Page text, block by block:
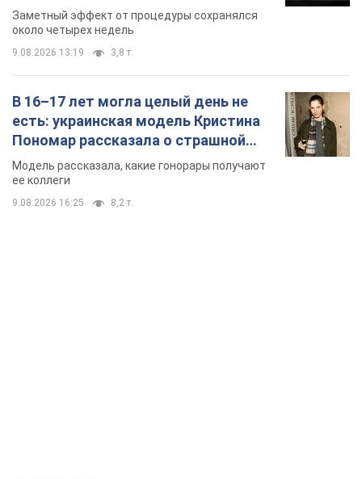
так почти месяц
Заметный эффект от процедуры сохранялся
около четырех недель
9.08.2026 13:19 3,8 т.
В 16–17 лет могла целый день не
есть: украинская модель Кристина
Пономар рассказала о страшной
стороне модельной карьеры
Модель рассказала, какие гонорары получают
ее коллеги
9.08.2026 16:25 8,2 т.